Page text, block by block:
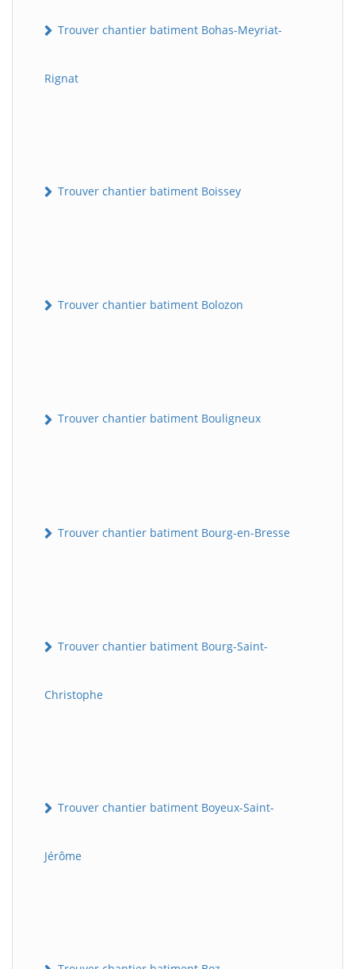
Trouver chantier batiment Bohas-Meyriat-
Rignat
Trouver chantier batiment Boissey
Trouver chantier batiment Bolozon
Trouver chantier batiment Bouligneux
Trouver chantier batiment Bourg-en-Bresse
Trouver chantier batiment Bourg-Saint-
Christophe
Trouver chantier batiment Boyeux-Saint-
Jérôme